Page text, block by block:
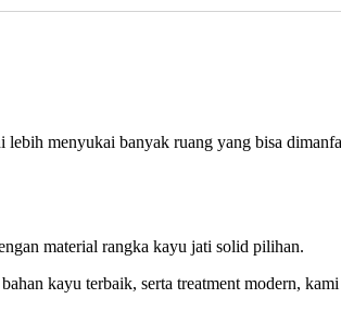
menyukai banyak ruang yang bisa
material rangka kayu jati solid pilihan.
kayu terbaik, serta treatment modern,